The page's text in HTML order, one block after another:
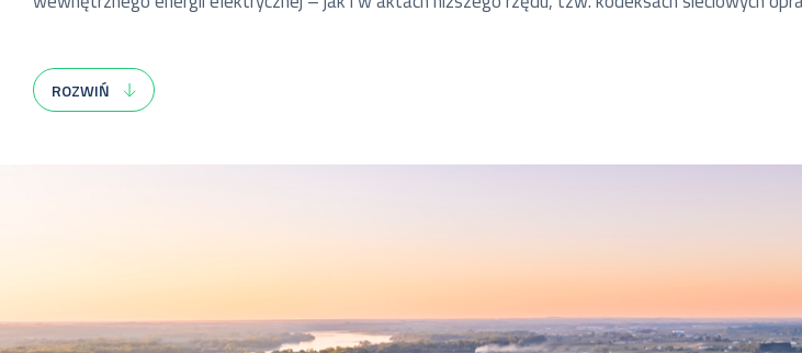
Wymienione regulacje prawne określają ogólne wymagania dotyczące wdrażanych
opracowywanych przez
OSP lub NEMO. Pracownicy PSE biorą aktywny udział w istotnych dla naszej organizacji
wykorzystania środków awaryjnych przez
ROZWIŃ